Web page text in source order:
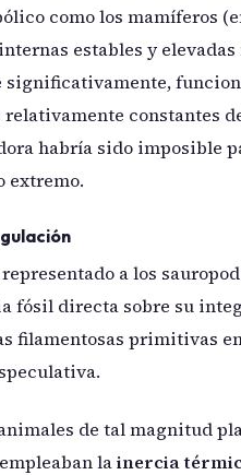
como los mamíferos
estables y
significativamente,
constantes
habría sido imposible
extremo.
a los
fósil directa sobre su
filamentosas primitivas
de tal magnitud
lainercia